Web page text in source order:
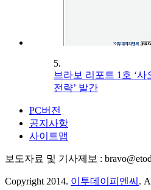
5.
브라보 리포트 1호 ‘사
전략’ 발간
PC버전
공지사항
사이트맵
보도자료 및 기사제보 :
Copyright 2014. 이투데이피엔씨 .